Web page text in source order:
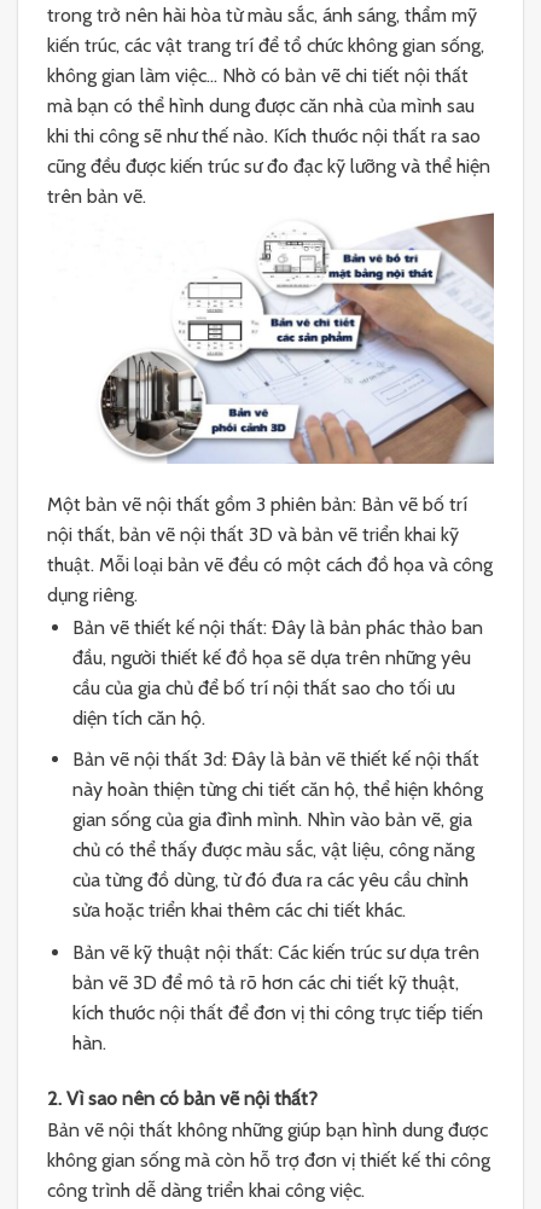
trong trở nên hài hòa từ màu sắc, ánh sáng, thẩm mỹ
kiến trúc, các vật trang trí để tổ chức không gian sống,
không gian làm việc… Nhờ có bản vẽ chi tiết nội thất
mà bạn có thể hình dung được căn nhà của mình sau
khi thi công sẽ như thế nào. Kích thước nội thất ra sao
cũng đều được kiến trúc sư đo đạc kỹ lưỡng và thể hiện
trên bản vẽ.
Một bản vẽ nội thất gồm 3 phiên bản: Bản vẽ bố trí
nội thất, bản vẽ nội thất 3D và bản vẽ triển khai kỹ
thuật. Mỗi loại bản vẽ đều có một cách đồ họa và công
dụng riêng.
Bản vẽ thiết kế nội thất: Đây là bản phác thảo ban
đầu, người thiết kế đồ họa sẽ dựa trên những yêu
cầu của gia chủ để bố trí nội thất sao cho tối ưu
diện tích căn hộ.
Bản vẽ nội thất 3d: Đây là bản vẽ thiết kế nội thất
này hoàn thiện từng chi tiết căn hộ, thể hiện không
gian sống của gia đình mình. Nhìn vào bản vẽ, gia
chủ có thể thấy được màu sắc, vật liệu, công năng
của từng đồ dùng, từ đó đưa ra các yêu cầu chỉnh
sửa hoặc triển khai thêm các chi tiết khác.
Bản vẽ kỹ thuật nội thất: Các kiến trúc sư dựa trên
bản vẽ 3D để mô tả rõ hơn các chi tiết kỹ thuật,
kích thước nội thất để đơn vị thi công trực tiếp tiến
hàn.
2. Vì sao nên có bản vẽ nội thất?
Bản vẽ nội thất không những giúp bạn hình dung được
không gian sống mà còn hỗ trợ đơn vị thiết kế thi công
công trình dễ dàng triển khai công việc.